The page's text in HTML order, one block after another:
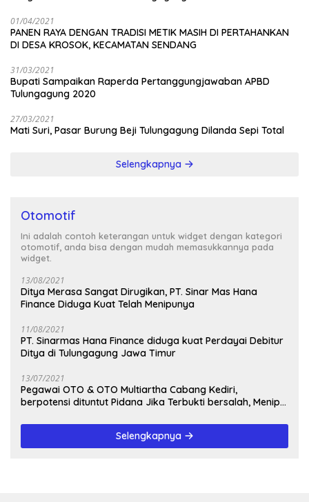
01/04/2021
PANEN RAYA DENGAN TRADISI METIK MASIH DI PERTAHANKAN
DI DESA KROSOK, KECAMATAN SENDANG
31/03/2021
Bupati Sampaikan Raperda Pertanggungjawaban APBD
Tulungagung 2020
27/03/2021
Mati Suri, Pasar Burung Beji Tulungagung Dilanda Sepi Total
Selengkapnya
Otomotif
Ini adalah contoh keterangan untuk widget dengan kategori
otomotif, anda bisa dengan mudah memasukkannya pada
widget.
13/08/2021
Ditya Merasa Sangat Dirugikan, PT. Sinar Mas Hana
Finance Diduga Kuat Telah Menipunya
11/08/2021
PT. Sinarmas Hana Finance diduga kuat Perdayai Debitur
Ditya di Tulungagung Jawa Timur
13/07/2021
Pegawai OTO & OTO Multiartha Cabang Kediri,
berpotensi dituntut Pidana Jika Terbukti bersalah, Menipu
Selengkapnya